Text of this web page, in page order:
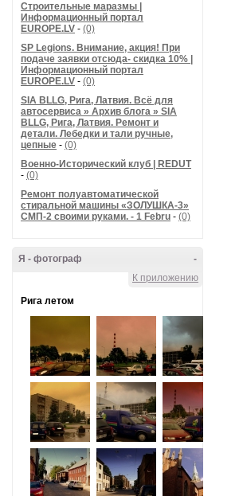
Строительные маразмы |
Информационный портал
EUROPE.LV - (0)
SP Legions. Внимание, акция! При
подаче заявки отсюда- скидка 10% |
Информационный портал
EUROPE.LV - (0)
SIA BLLG, Рига, Латвия. Всё для
автосервиса » Архив блога » SIA
BLLG, Рига, Латвия. Ремонт и
детали. Лебедки и тали ручные,
цепные - (0)
Военно-Исторический клуб | REDUT
- (0)
Ремонт полуавтоматической
стиральной машины «ЗОЛУШКА-3»
СМП-2 своими руками. - 1 Febru - (0)
-
Я - фотограф
К приложению
Рига летом